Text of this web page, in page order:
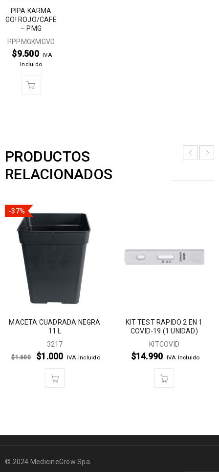
PIPA KARMA
GO! ROJO/CAFE
– PMG
PPPMGKMGVD
$9.500 IVA
Incluido
PRODUCTOS
RELACIONADOS
-37%
MACETA CUADRADA NEGRA
11 L
3217
$1.600 $1.000 IVA Incluido
KIT TEST RAPIDO 2 EN 1
COVID-19 (1 UNIDAD)
KITCOVID
$14.990 IVA Incluido
© 2024 MedicineGrow Spa.